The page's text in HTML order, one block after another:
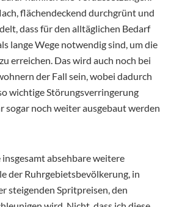
flächendeckend durchgrünt und
dass für den alltäglichen Bedarf
lange Wege notwendig sind, um die
erreichen. Das wird auch noch bei
der Fall sein, wobei dadurch
wichtige Störungsverringerung
sogar noch weiter ausgebaut werden
absehbare weitere
der Ruhrgebietsbevölkerung, in
steigenden Spritpreisen, den